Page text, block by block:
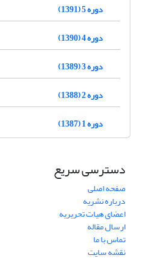
دوره 5 (1391)
دوره 4 (1390)
دوره 3 (1389)
دوره 2 (1388)
دوره 1 (1387)
دسترسی سریع
صفحه اصلی
درباره نشریه
اعضای هیات تحریریه
ارسال مقاله
تماس با ما
نقشه سایت